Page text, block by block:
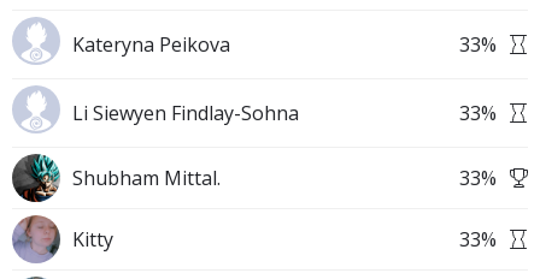
Kateryna Peikova 33%
Li Siewyen Findlay-Sohna 33%
Shubham Mittal. 33%
Kitty 33%